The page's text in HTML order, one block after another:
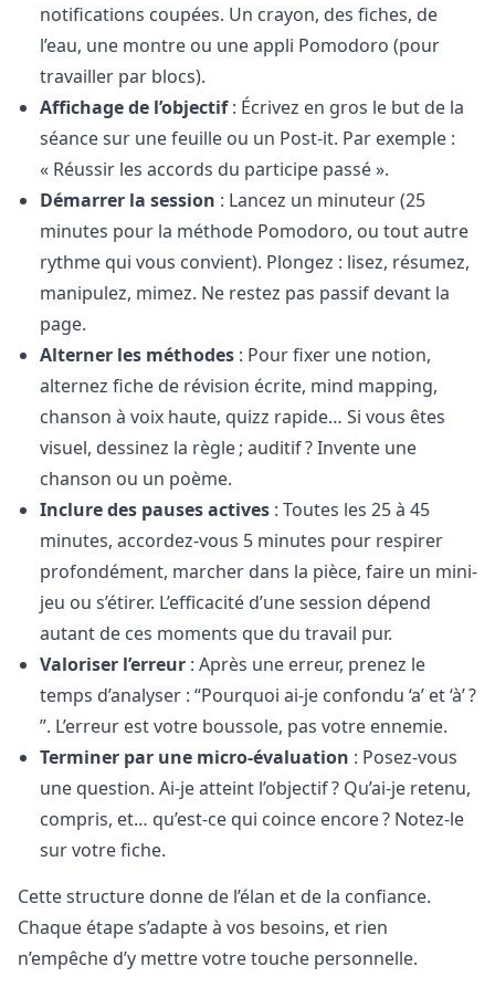
notifications coupées. Un crayon, des fiches, de
l’eau, une montre ou une appli Pomodoro (pour
travailler par blocs).
Affichage de l’objectif: Écrivez en gros le but de la
séance sur une feuille ou un Post-it. Par exemple :
« Réussir les accords du participe passé ».
Démarrer la session : Lancez un minuteur (25
minutes pour la méthode Pomodoro, ou tout autre
rythme qui vous convient). Plongez : lisez, résumez,
manipulez, mimez. Ne restez pas passif devant la
page.
Alterner les méthodes : Pour fixer une notion,
alternez fiche de révision écrite, mind mapping,
chanson à voix haute, quizz rapide… Si vous êtes
visuel, dessinez la règle ; auditif ? Invente une
chanson ou un poème.
Inclure des pauses actives : Toutes les 25 à 45
minutes, accordez-vous 5 minutes pour respirer
profondément, marcher dans la pièce, faire un mini-
jeu ou s’étirer. L’efficacité d’une session dépend
autant de ces moments que du travail pur.
Valoriser l’erreur : Après une erreur, prenez le
temps d’analyser : “Pourquoi ai-je confondu ‘a’ et ‘à’ ?
”. L’erreur est votre boussole, pas votre ennemie.
Terminer par une micro-évaluation : Posez-vous
une question. Ai-je atteint l’objectif ? Qu’ai-je retenu,
compris, et… qu’est-ce qui coince encore ? Notez-le
sur votre fiche.
Cette structure donne de l’élan et de la confiance.
Chaque étape s’adapte à vos besoins, et rien
n’empêche d’y mettre votre touche personnelle.